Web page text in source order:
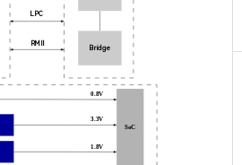
0.8V
3.3V
1.8V
SoC
Bridge
LPC
RMII